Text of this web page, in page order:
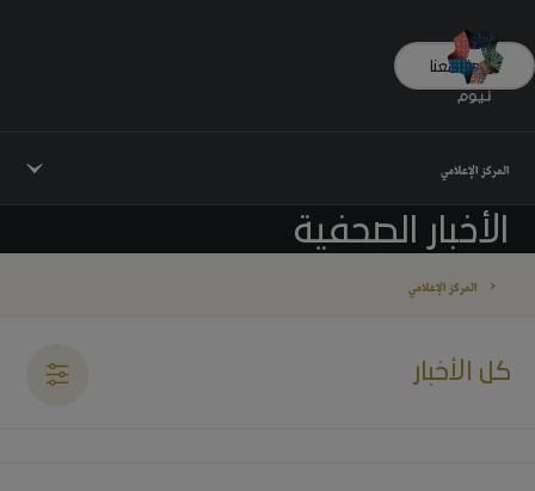
تواصل معنا
المركز الإعلامي
الأخبار الصحفية
المركز الإعلامي
كل الأخبار